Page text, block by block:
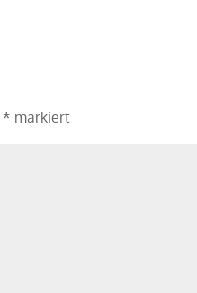
* markiert